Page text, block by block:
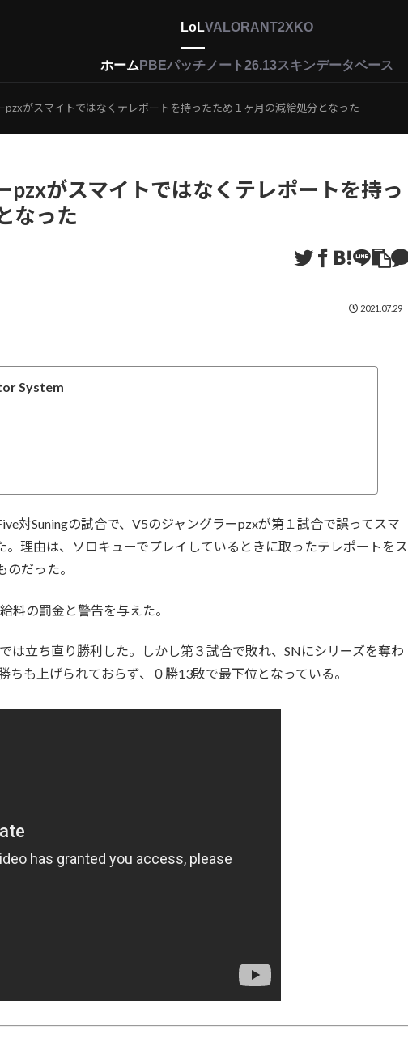
LoLVALORANT2XKO
ホーム PBEパッチノート26.13スキンデータベース
pzxがスマイトではなくテレポートを持ったため１ヶ月の減給処分となった
pzxがスマイトではなくテレポートを持っ
なった
2021.07.29
System
対Suningの試合で、V5のジャングラーpzxが第１試合で誤ってスマ
理由は、ソロキューでプレイしているときに取ったテレポートをス
だった。
料の罰金と警告を与えた。
は立ち直り勝利した。しかし第３試合で敗れ、SNにシリーズを奪わ
も上げられておらず、０勝13敗で最下位となっている。